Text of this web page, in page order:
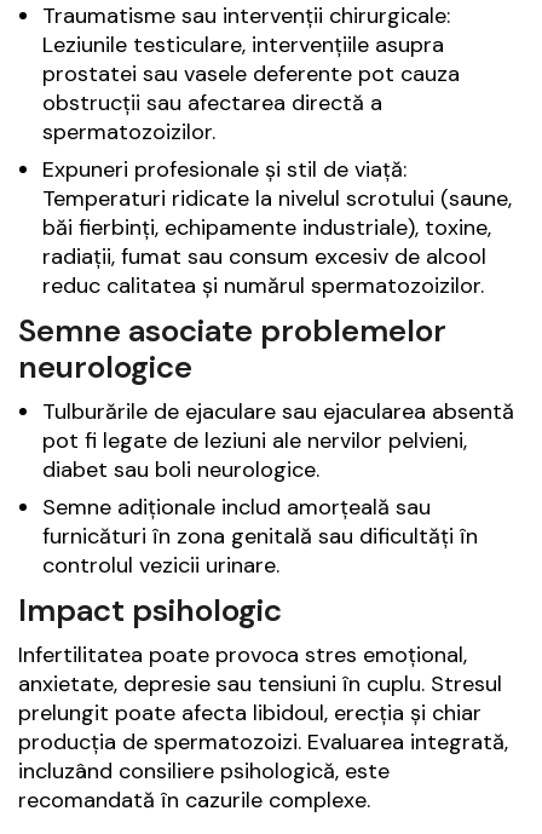
Traumatisme sau intervenții chirurgicale:
Leziunile testiculare, intervențiile asupra
prostatei sau vasele deferente pot cauza
obstrucții sau afectarea directă a
spermatozoizilor.
Expuneri profesionale și stil de viață:
Temperaturi ridicate la nivelul scrotului (saune,
băi fierbinți, echipamente industriale), toxine,
radiații, fumat sau consum excesiv de alcool
reduc calitatea și numărul spermatozoizilor.
Semne asociate problemelor
neurologice
Tulburările de ejaculare sau ejacularea absentă
pot fi legate de leziuni ale nervilor pelvieni,
diabet sau boli neurologice.
Semne adiționale includ amorțeală sau
furnicături în zona genitală sau dificultăți în
controlul vezicii urinare.
Impact psihologic
Infertilitatea poate provoca stres emoțional,
anxietate, depresie sau tensiuni în cuplu. Stresul
prelungit poate afecta libidoul, erecția și chiar
producția de spermatozoizi. Evaluarea integrată,
incluzând consiliere psihologică, este
recomandată în cazurile complexe.